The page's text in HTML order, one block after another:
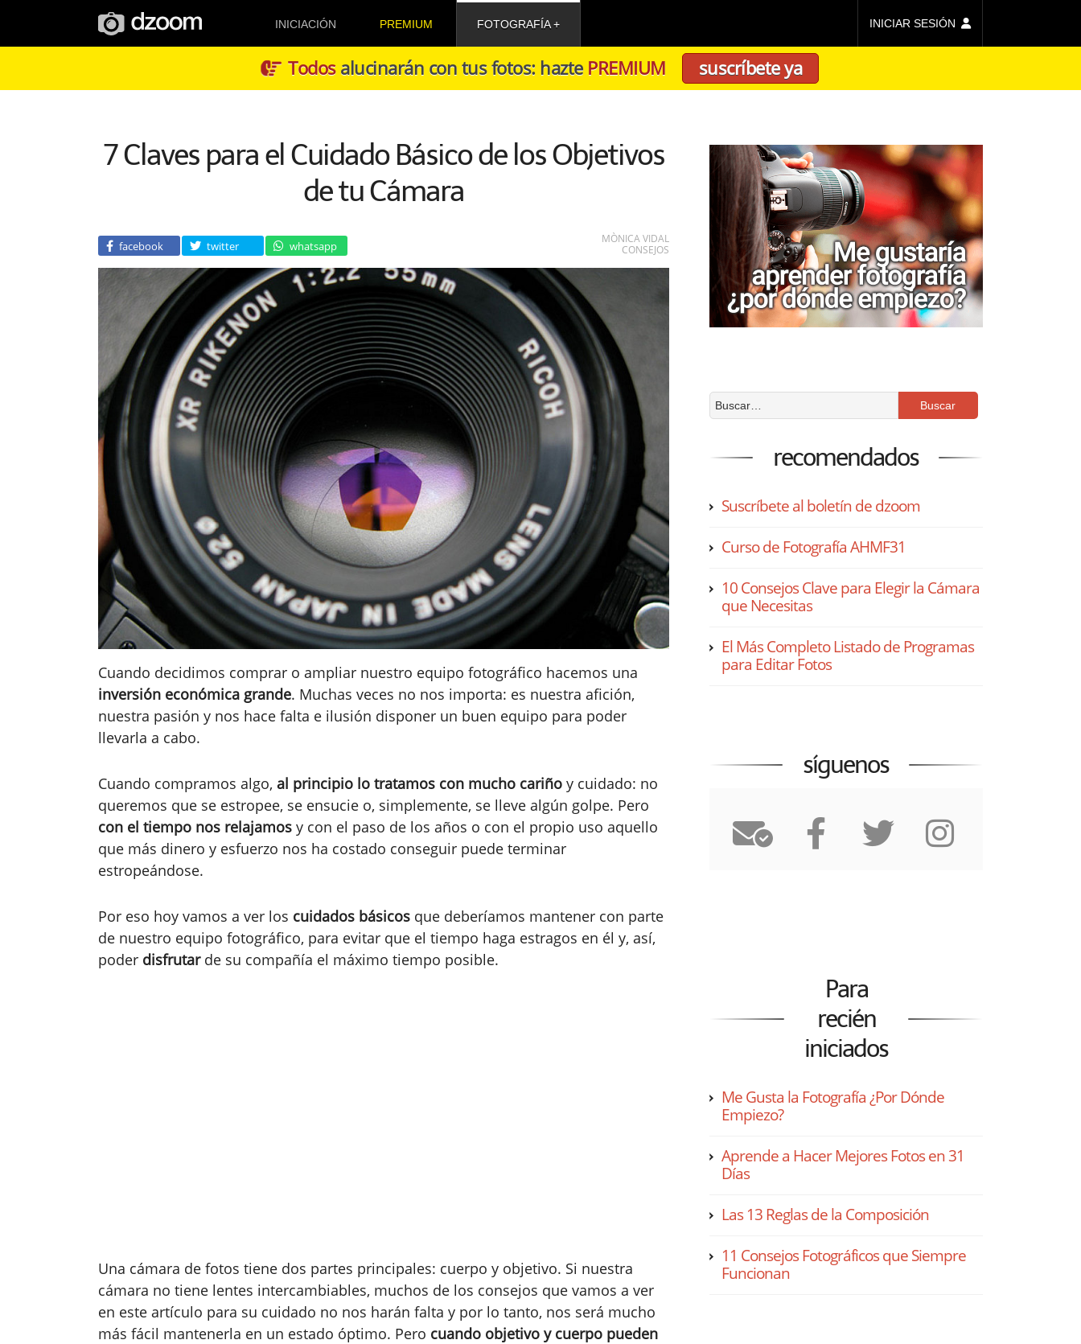
INICIACIÓN PREMIUM FOTOGRAFÍA INICIAR SESIÓN
Todosalucinarán con tus fotos: hazte PREMIUM suscríbete ya
7 Claves para el Cuidado Básico de los Objetivos
de tu Cámara
facebook twitter whatsapp
MÒNICA VIDAL
CONSEJOS
Cuando decidimos comprar o ampliar nuestro equipo fotográfico hacemos una
inversión económica grande. Muchas veces no nos importa: es nuestra afición,
nuestra pasión y nos hace falta e ilusión disponer un buen equipo para poder
llevarla a cabo.
Cuando compramos algo, al principio lo tratamos con mucho cariño y cuidado: no
queremos que se estropee, se ensucie o, simplemente, se lleve algún golpe. Pero
con el tiempo nos relajamos y con el paso de los años o con el propio uso aquello
que más dinero y esfuerzo nos ha costado conseguir puede terminar
estropeándose.
Por eso hoy vamos a ver los cuidados básicos que deberíamos mantener con parte
de nuestro equipo fotográfico, para evitar que el tiempo haga estragos en él y, así,
poder disfrutarde su compañía el máximo tiempo posible.
Una cámara de fotos tiene dos partes principales: cuerpo y objetivo. Si nuestra
cámara no tiene lentes intercambiables, muchos de los consejos que vamos a ver
en este artículo para su cuidado no nos harán falta y por lo tanto, nos será mucho
más fácil mantenerla en un estado óptimo. Pero cuando objetivo y cuerpo pueden
recomendados
Suscríbete al boletín de dzoom
Curso de Fotografía AHMF31
10 Consejos Clave para Elegir la Cámara
que Necesitas
El Más Completo Listado de Programas
para Editar Fotos
síguenos
Para
recién
iniciados
Me Gusta la Fotografía ¿Por Dónde
Empiezo?
Aprende a Hacer Mejores Fotos en 31
Días
Las 13 Reglas de la Composición
11 Consejos Fotográficos que Siempre
Funcionan